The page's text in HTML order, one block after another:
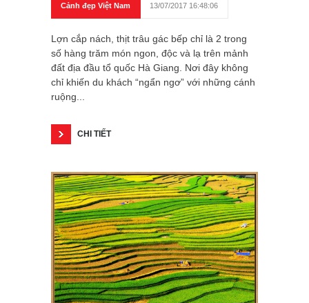
Cảnh đẹp Việt Nam 13/07/2017 16:48:06
Lợn cắp nách, thịt trâu gác bếp chỉ là 2 trong
số hàng trăm món ngon, độc và lạ trên mảnh
đất địa đầu tổ quốc Hà Giang. Nơi đây không
chỉ khiến du khách “ngẩn ngơ” với những cánh
ruộng...
CHI TIẾT